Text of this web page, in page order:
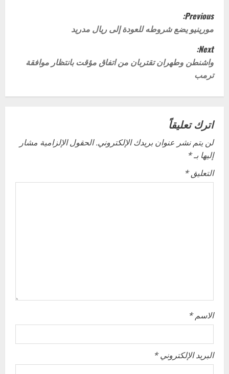
P
o
s
t
n
a
v
i
g
Previous:
مورينيو يضع شروطه للعودة إلى ريال مدريد
Next:
واشنطن وطهران تقتربان من اتفاق مؤقت بانتظار موافقة
ترمب
اترك تعليقاً
لن يتم نشر عنوان بريدك الإلكتروني. الحقول الإلزامية مشار
إليها بـ*
التعليق*
الاسم*
البريد الإلكتروني*